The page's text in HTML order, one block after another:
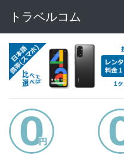
トラベルコム
Previous